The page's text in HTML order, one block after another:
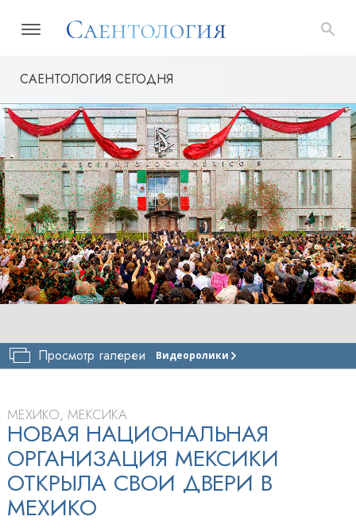
САЕНТОЛОГИЯ СЕГОДНЯ
Просмотр галереи Видеоролики
ЦЕРКОВЬ
ТОРЖЕСТВЕННОЕ
ОТКРЫТИЕ
МЕХИКО, МЕКСИКА
НОВАЯ НАЦИОНАЛЬНАЯ
ОРГАНИЗАЦИЯ МЕКСИКИ
ОТКРЫЛА СВОИ ДВЕРИ В
МЕХИКО